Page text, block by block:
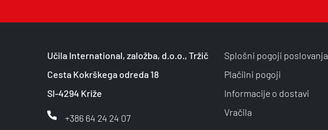
Učila International, založba, d.o.o., Tržič
Cesta Kokrškega odreda 18
SI-4294 Križe
+386 64 24 24 07
Splošni pogoji poslovanja
Plačilni pogoji
Informacije o dostavi
Vračila